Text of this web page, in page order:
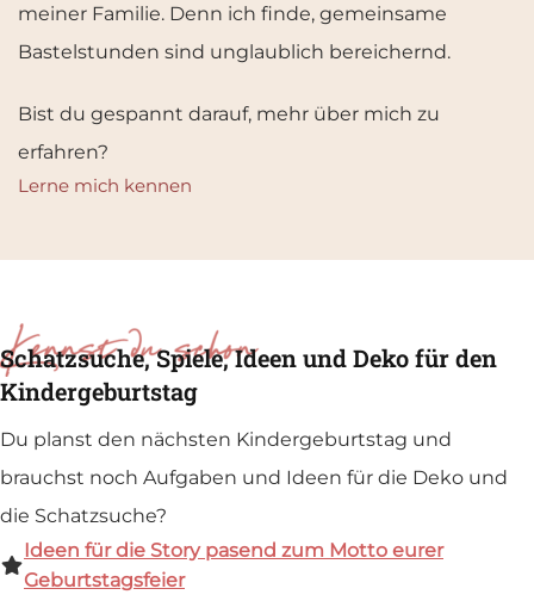
meiner Familie. Denn ich finde, gemeinsame
Bastelstunden sind unglaublich bereichernd.
Bist du gespannt darauf, mehr über mich zu
erfahren?
Lerne mich kennen
Schatzsuche, Spiele, Ideen und Deko für den
Kindergeburtstag
Du planst den nächsten Kindergeburtstag und
brauchst noch Aufgaben und Ideen für die Deko und
die Schatzsuche?
Ideen für die Storypasend zum Motto eurer
Geburtstagsfeier